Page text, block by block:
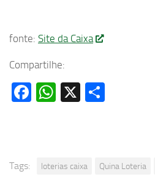
fonte: Site da Caixa
Compartilhe:
Facebook
WhatsApp
X
Tags: loterias caixa Quina Loteria